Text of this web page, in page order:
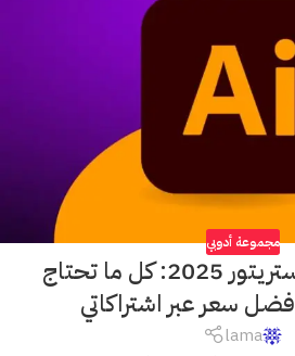
مجموعة أدوبي
اشتراك ادوبي اليستريتور 2025: كل ما تحتاج
سعر عبر اشتراكاتي
lama